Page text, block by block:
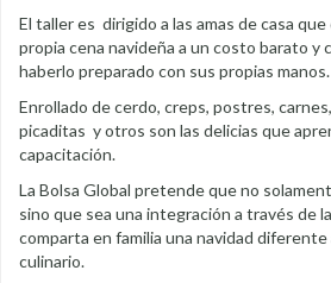
El taller es dirigido a las amas de casa
propia cena navideña a un costo barato y
haberlo preparado con sus propias manos.
Enrollado de cerdo, creps, postres,
picaditas y otros son las delicias que
capacitación.
La Bolsa Global pretende que no
sino que sea una integración a través de
comparta en familia una navidad
culinario.